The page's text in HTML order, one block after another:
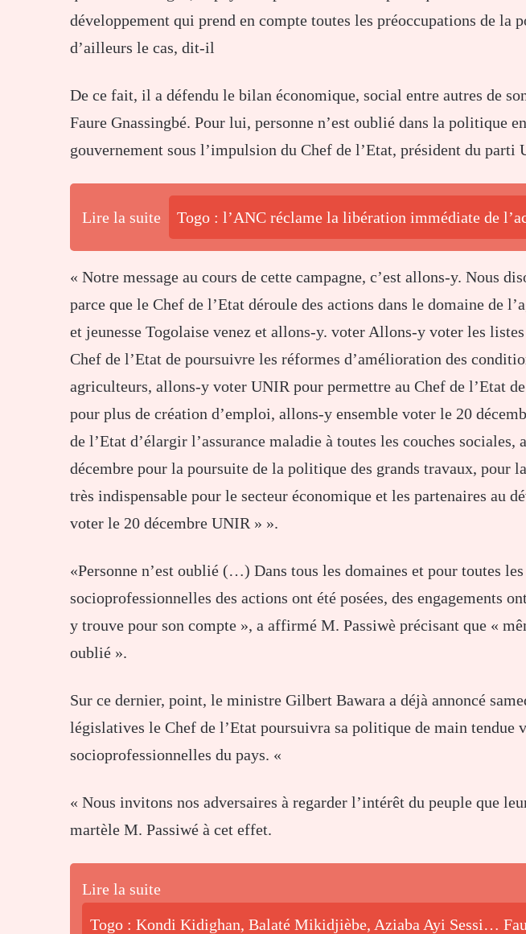
développement qui prend en compte toutes les préoccupations de la
d’ailleurs le cas, dit-il
De ce fait, il a défendu le bilan économique, social entre autres de
Faure Gnassingbé. Pour lui, personne n’est oublié dans la politique
gouvernement sous l’impulsion du Chef de l’Etat, président du parti
Lire la suite Togo : l’ANC réclame la libération immédiate de
« Notre message au cours de cette campagne, c’est allons-y. Nous
parce que le Chef de l’Etat déroule des actions dans le domaine de
et jeunesse Togolaise venez et allons-y. voter Allons-y voter les
Chef de l’Etat de poursuivre les réformes d’amélioration des
agriculteurs, allons-y voter UNIR pour permettre au Chef de l’Etat
pour plus de création d’emploi, allons-y ensemble voter le 20
de l’Etat d’élargir l’assurance maladie à toutes les couches
décembre pour la poursuite de la politique des grands travaux, pour
très indispensable pour le secteur économique et les partenaires au
voter le 20 décembre UNIR » ».
«Personne n’est oublié (…) Dans tous les domaines et pour toutes les
socioprofessionnelles des actions ont été posées, des engagements
y trouve pour son compte », a affirmé M. Passiwè précisant que «
oublié ».
Sur ce dernier, point, le ministre Gilbert Bawara a déjà annoncé
législatives le Chef de l’Etat poursuivra sa politique de main tendue
socioprofessionnelles du pays. «
« Nous invitons nos adversaires à regarder l’intérêt du peuple que
martèle M. Passiwé à cet effet.
Lire la suite
Togo : Kondi Kidighan, Balaté Mikidjièbe, Aziaba Ayi Sessi…